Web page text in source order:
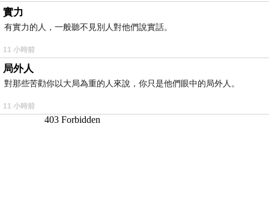
實力
有實力的人，一般聽不見別人對他們說實話。
11 小時前
局外人
對那些苦勸你以大局為重的人來說，你只是他們眼中的局外人。
11 小時前